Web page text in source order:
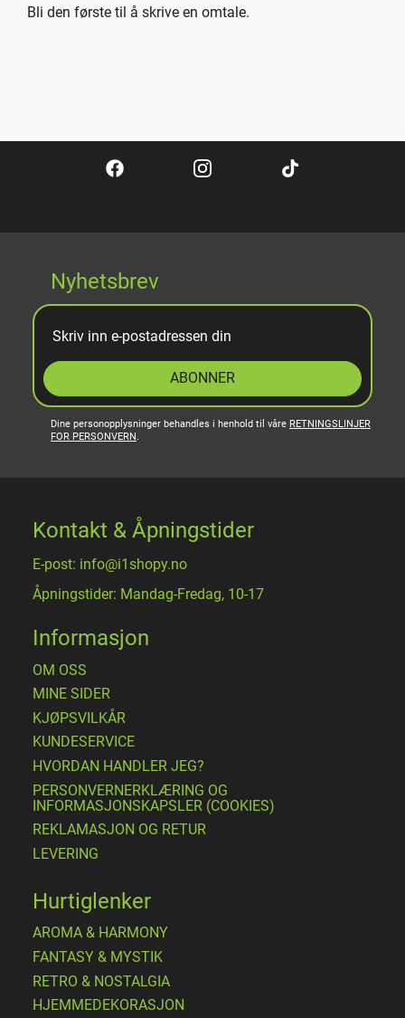
Bli den første til å skrive en omtale.
Nyhetsbrev
ABONNER
Dine personopplysninger behandles i henhold til våre RETNINGSLINJER
FOR PERSONVERN.
Kontakt & Åpningstider
E-post: info@i1shopy.no
Åpningstider: Mandag-Fredag, 10-17
Informasjon
OM OSS
MINE SIDER
​KJØPSVILKÅR
KUNDESERVICE
HVORDAN HANDLER JEG?
PERSONVERNERKLÆRING OG
INFORMASJONSKAPSLER (COOKIES)
REKLAMASJON OG RETUR
LEVERING
Hurtiglenker
AROMA & HARMONY
FANTASY & MYSTIK
RETRO & NOSTALGIA
HJEMMEDEKORASJON